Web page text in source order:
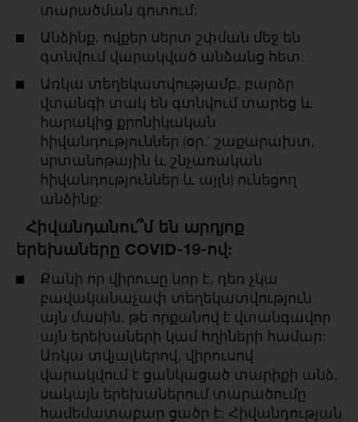
տարածման գոտում:
Անձինք, ովքեր սերտ շփման մեջ են
գտնվում վարակված անձանց հետ:
Առկա տեղեկատվությամբ, բարձր
վտանգի տակ են գտնվում տարեց և
հարակից քրոնիկական
հիվանդություններ (օր.` շաքարախտ,
սրտանոթային և շնչառական
հիվանդություններ և այլն) ունեցող
անձինք:
Հիվանդանու՞մ են արդյոք
երեխաները COVID-19-ով:
Քանի որ վիրուսը նոր է, դեռ չկա
բավականաչափ տեղեկատվություն
այն մասին, թե որքանով է վտանգավոր
այն երեխաների կամ հղիների համար:
Առկա տվյալներով, վիրուսով
վարակվում է ցանկացած տարիքի անձ,
սակայն երեխաներում տարածումը
համեմատաբար ցածր է: Հիվանդության